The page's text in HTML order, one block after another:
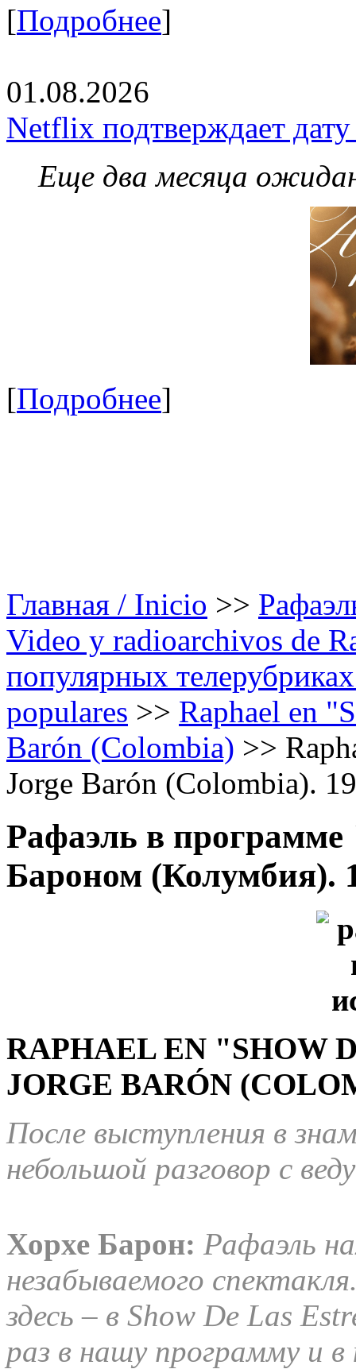
[Подробнее]
01.08.2026
Netflix подтверждает
Еще два месяца
[Подробнее]
Главная / Inicio >>
Video y radioarchivos de
популярных
populares >> Raphael en
Barón (Colombia) >>
Jorge Barón (Colombia).
Рафаэль в
Бароном (Колумбия).
RAPHAEL EN "SHOW
JORGE BARÓN
После выступления в
небольшой разговор с
Хорхе Барон: Рафаэль
незабываемого
здесь – в Show De Las
раз в нашу программу и